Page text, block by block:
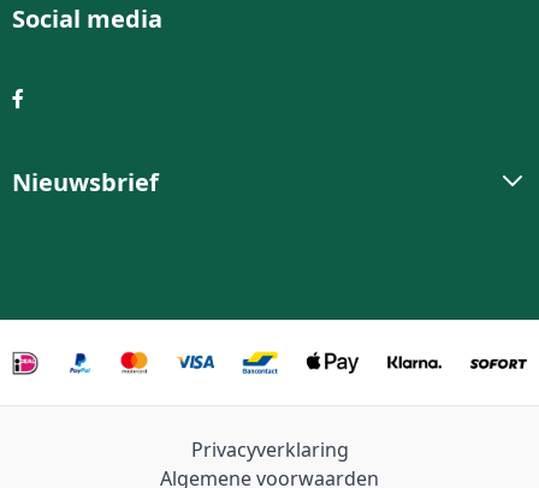
Social media
Nieuwsbrief
Privacyverklaring
Algemene voorwaarden